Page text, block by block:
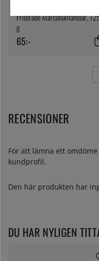
Friterade Marconamandlar,
g
65:-
RECENSIONER
För att lämna ett
kundprofil.
Den här produkten har
DU HAR NYLIGEN